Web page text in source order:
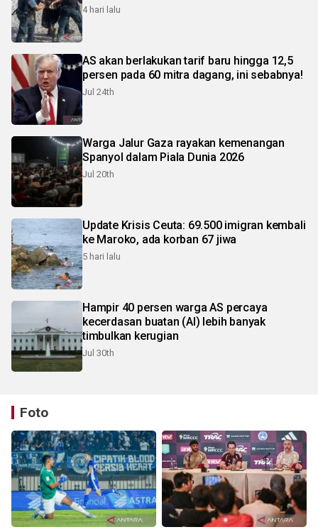
4 hari lalu
AS akan berlakukan tarif baru hingga 12,5
persen pada 60 mitra dagang, ini sebabnya!
Jul 24th
Warga Jalur Gaza rayakan kemenangan
Spanyol dalam Piala Dunia 2026
Jul 20th
Update Krisis Ceuta: 69.500 imigran kembali
ke Maroko, ada korban 67 jiwa
5 hari lalu
Hampir 40 persen warga AS percaya
kecerdasan buatan (AI) lebih banyak
timbulkan kerugian
Jul 30th
Foto